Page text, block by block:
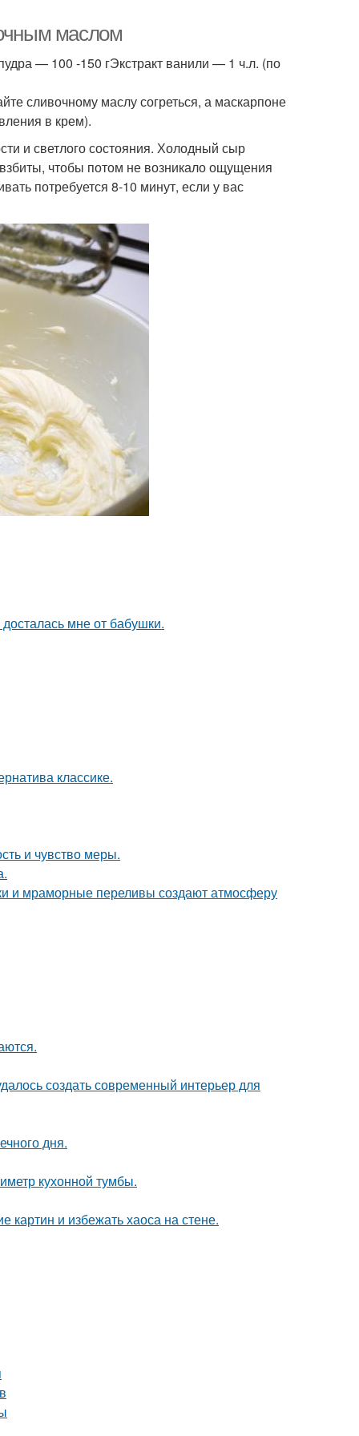
маслом
— 100 -150 гЭкстракт ванили — 1 ч.л. (по
сливочному маслу согреться, а маскарпоне
в крем).
и светлого состояния. Холодный сыр
чтобы потом не возникало ощущения
потребуется 8-10 минут, если у вас
мне от бабушки.
классике.
и чувство меры.
и мраморные переливы создают атмосферу
создать современный интерьер для
дня.
кухонной тумбы.
и избежать хаоса на стене.